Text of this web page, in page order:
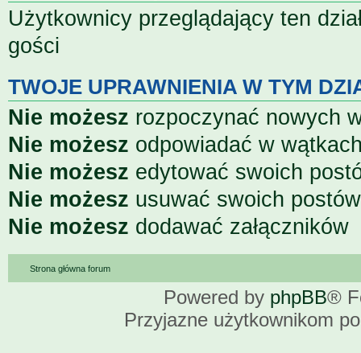
Użytkownicy przeglądający ten
gości
TWOJE UPRAWNIENIA W TYM
Nie możesz rozpoczynać nowych
Nie możesz odpowiadać w
Nie możesz edytować swoich
Nie możesz usuwać swoich postów
Nie możesz dodawać załączników
Strona główna forum
Powered by phpBB®
Przyjazne użytkownikom